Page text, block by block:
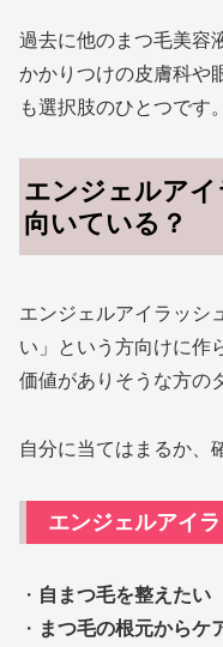
過去に他のまつ毛美容
かかりつけの皮膚科や
も選択肢のひとつです。
エンジェルア
向いている？
エンジェルアイラッシ
い」という方向けに作
価値がありそうな方の
自分に当てはまるか、
エンジェルアイ
・ 自まつ毛を整えたい
・ まつ毛の根元からケ